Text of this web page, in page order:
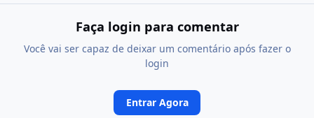
Faça login para comentar
Você vai ser capaz de deixar um comentário após fazer o
login
Entrar Agora